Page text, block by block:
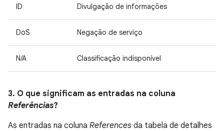
ID Divulgação de informações
DoS Negação de serviço
N/A Classificação indisponível
3. O que significam as entradas na coluna
Referências?
As entradas na coluna References da tabela de detalhes